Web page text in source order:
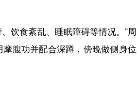
饮食紊乱、睡眠障碍等情况。”周
腹功并配合深蹲，傍晚做侧身位